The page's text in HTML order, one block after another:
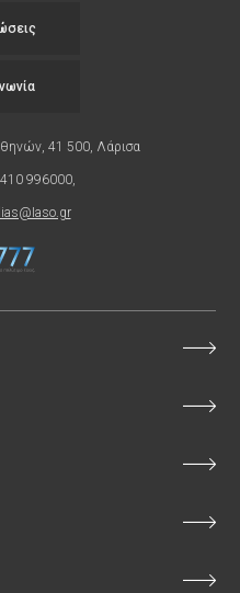
41 500, Λάρισα
996000,